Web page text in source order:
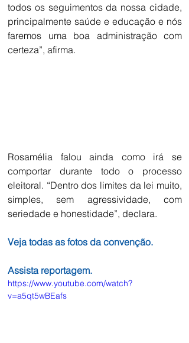
todos os seguimentos da nossa cidade,
principalmente saúde e educação e nós
faremos uma boa administração com
certeza”, afirma.
Rosamélia falou ainda como irá se
comportar durante todo o processo
eleitoral. “Dentro dos limites da lei muito,
simples, sem agressividade, com
seriedade e honestidade”, declara.
Veja todas as fotos da convenção.
Assista reportagem.
https://www.youtube.com/watch?
v=a5qt5wBEafs